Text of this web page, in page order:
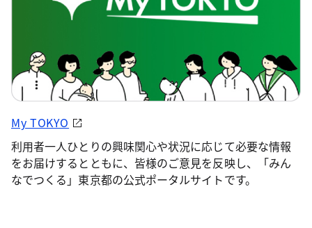
My TOKYO
利用者一人ひとりの興味関心や状況に応じて必要な情報
をお届けするとともに、皆様のご意見を反映し、「みん
なでつくる」東京都の公式ポータルサイトです。